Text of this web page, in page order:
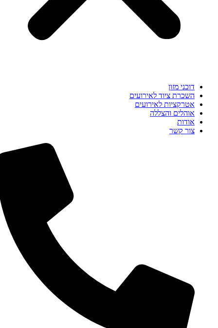
דוכני מזון
השכרת ציוד לאירועים
אטרקציות לאירועים
אוהלים והצללה
אודות
צור קשר